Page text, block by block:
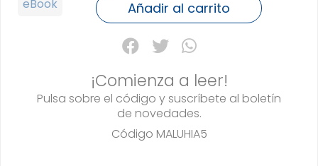
eBook Añadir al carrito
¡Comienza a leer!
Pulsa sobre el código y suscríbete al boletín
de novedades.
Código MALUHIA5